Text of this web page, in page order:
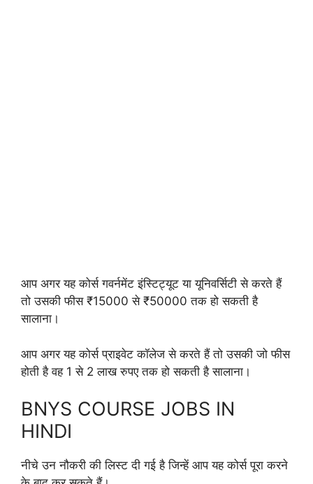
आप अगर यह कोर्स गवर्नमेंट इंस्टिट्यूट या यूनिवर्सिटी से करते हैं
तो उसकी फीस ₹15000 से ₹50000 तक हो सकती है
सालाना।
आप अगर यह कोर्स प्राइवेट कॉलेज से करते हैं तो उसकी जो फीस
होती है वह 1 से 2 लाख रुपए तक हो सकती है सालाना।
BNYS COURSE JOBS IN
HINDI
नीचे उन नौकरी की लिस्ट दी गई है जिन्हें आप यह कोर्स पूरा करने